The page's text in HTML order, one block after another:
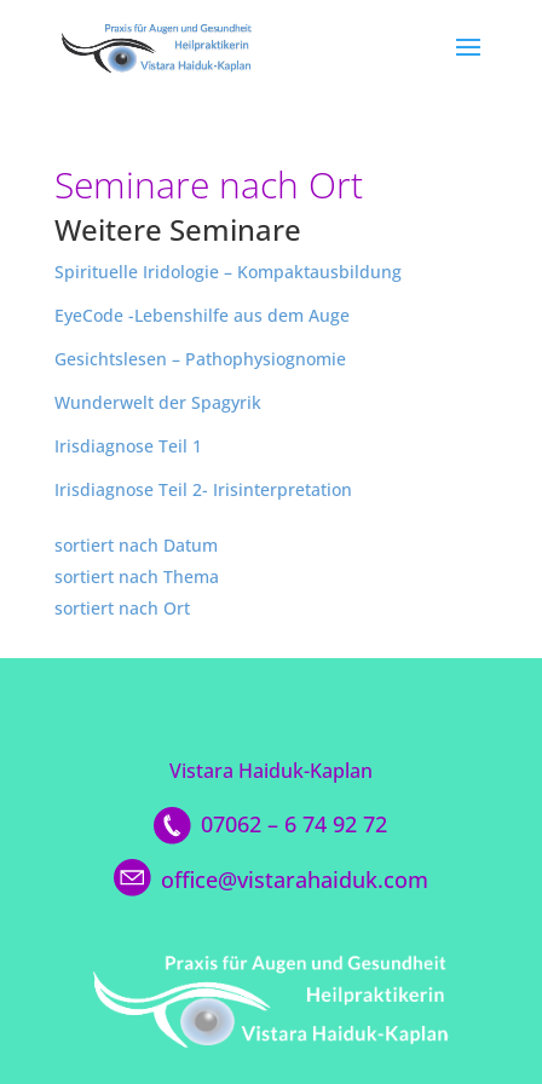
Seminare nach Ort
Weitere Seminare
Spirituelle Iridologie – Kompaktausbildung
EyeCode -Lebenshilfe aus dem Auge
Gesichtslesen – Pathophysiognomie
Wunderwelt der Spagyrik
Irisdiagnose Teil 1
Irisdiagnose Teil 2- Irisinterpretation
sortiert nach Datum
sortiert nach Thema
sortiert nach Ort
Vistara Haiduk-Kaplan
07062 – 6 74 92 72
office@vistarahaiduk.com